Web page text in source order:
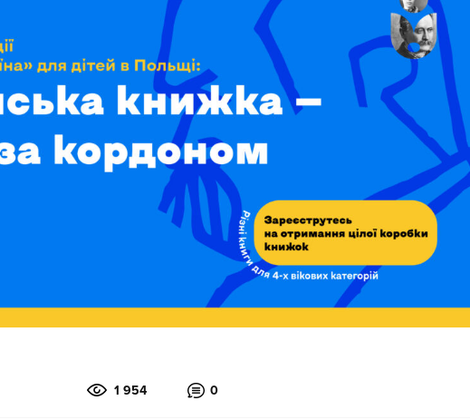
1 954 0